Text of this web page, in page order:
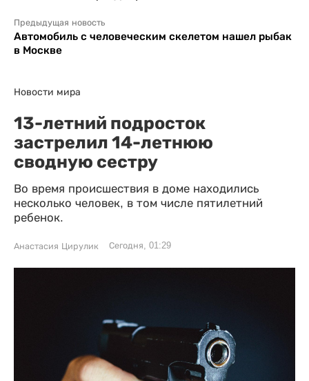
Предыдущая новость
Автомобиль с человеческим скелетом нашел рыбак
в Москве
Новости мира
13-летний подросток
застрелил 14-летнюю
сводную сестру
Во время происшествия в доме находились
несколько человек, в том числе пятилетний
ребенок.
Анастасия Цирулик Сегодня, 01:29